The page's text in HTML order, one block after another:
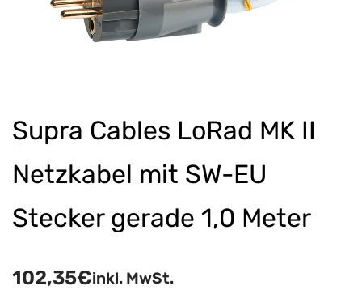
Supra Cables LoRad MK II
Netzkabel mit SW-EU
Stecker gerade 1,0 Meter
102,35€inkl. MwSt.